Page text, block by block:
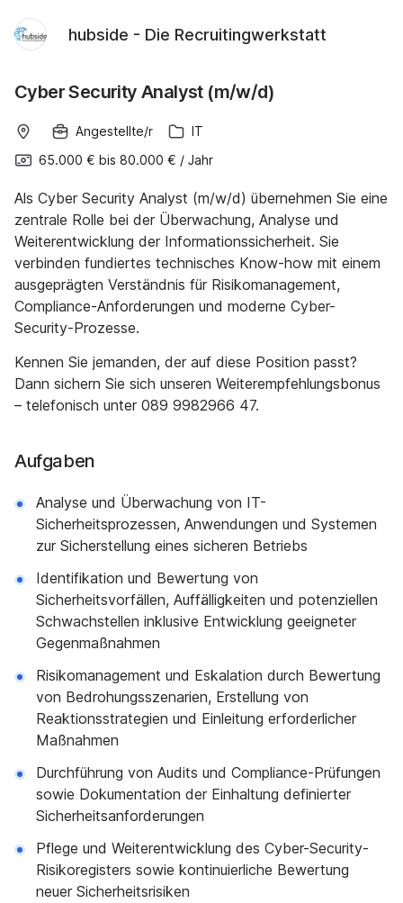
hubside - Die Recruitingwerkstatt
Cyber Security Analyst (m/w/d)
Angestellte/r
IT
65.000 € bis 80.000 € / Jahr
Als Cyber Security Analyst (m/w/d) übernehmen Sie eine
zentrale Rolle bei der Überwachung, Analyse und
Weiterentwicklung der Informationssicherheit. Sie
verbinden fundiertes technisches Know-how mit einem
ausgeprägten Verständnis für Risikomanagement,
Compliance-Anforderungen und moderne Cyber-
Security-Prozesse.
Kennen Sie jemanden, der auf diese Position passt?
Dann sichern Sie sich unseren Weiterempfehlungsbonus
– telefonisch unter 089 9982966 47.
Aufgaben
Analyse und Überwachung von IT-
Sicherheitsprozessen, Anwendungen und Systemen
zur Sicherstellung eines sicheren Betriebs
Identifikation und Bewertung von
Sicherheitsvorfällen, Auffälligkeiten und potenziellen
Schwachstellen inklusive Entwicklung geeigneter
Gegenmaßnahmen
Risikomanagement und Eskalation durch Bewertung
von Bedrohungsszenarien, Erstellung von
Reaktionsstrategien und Einleitung erforderlicher
Maßnahmen
Durchführung von Audits und Compliance-Prüfungen
sowie Dokumentation der Einhaltung definierter
Sicherheitsanforderungen
Pflege und Weiterentwicklung des Cyber-Security-
Risikoregisters sowie kontinuierliche Bewertung
neuer Sicherheitsrisiken